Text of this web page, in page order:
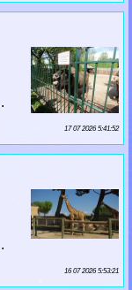
17 07 2026 5:41:52
16 07 2026 5:53:21